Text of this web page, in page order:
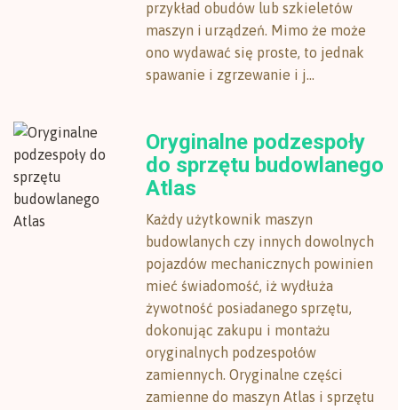
przykład obudów lub szkieletów
maszyn i urządzeń. Mimo że może
ono wydawać się proste, to jednak
spawanie i zgrzewanie i j...
Oryginalne podzespoły
do sprzętu budowlanego
Atlas
Każdy użytkownik maszyn
budowlanych czy innych dowolnych
pojazdów mechanicznych powinien
mieć świadomość, iż wydłuża
żywotność posiadanego sprzętu,
dokonując zakupu i montażu
oryginalnych podzespołów
zamiennych. Oryginalne części
zamienne do maszyn Atlas i sprzętu